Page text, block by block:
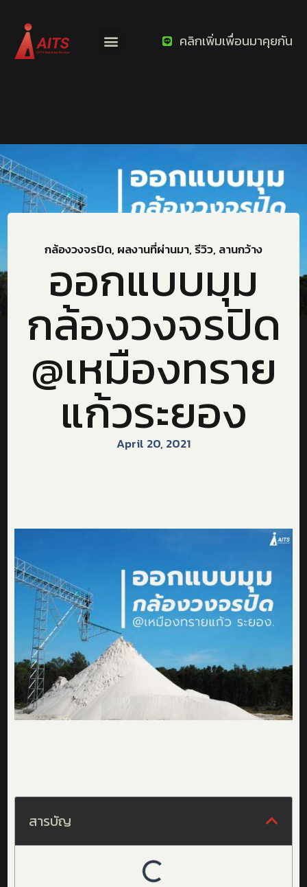
คลิกเพิ่มเพื่อนมาคุยกัน
กล้องวงจรปิด, ผลงานที่ผ่านมา,รีวิว, ลานกว้าง
ออกแบบมุม
กล้องวงจรปิด
@เหมืองทราย
แก้วระยอง
April 20, 2021
สารบัญ